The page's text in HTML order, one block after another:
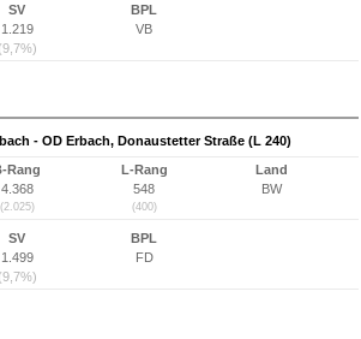
SV
1.219
(9,7%)
BPL
VB
- OD Erbach, Donaustetter Straße (L 240)
Rang
4.368
(2.025)
L-Rang
548
(400)
Land
BW
SV
1.499
(9,7%)
BPL
FD